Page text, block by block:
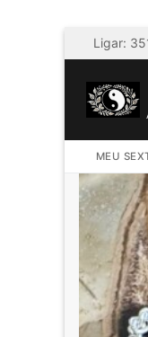
Saltar
para
conteúdo
Ligar:
MEU